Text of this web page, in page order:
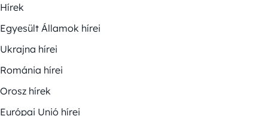
Hírek
Egyesült Államok hírei
Ukrajna hírei
Románia hírei
Orosz hírek
Európai Unió hírei